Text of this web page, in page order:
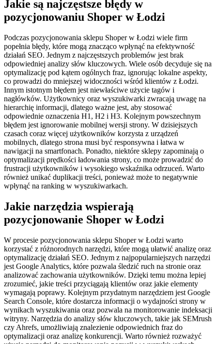
Jakie są najczęstsze błędy w
pozycjonowaniu Shoper w Łodzi
Podczas pozycjonowania sklepu Shoper w Łodzi wiele firm
popełnia błędy, które mogą znacząco wpłynąć na efektywność
działań SEO. Jednym z najczęstszych problemów jest brak
odpowiedniej analizy słów kluczowych. Wiele osób decyduje się na
optymalizację pod kątem ogólnych fraz, ignorując lokalne aspekty,
co prowadzi do mniejszej widoczności wśród klientów z Łodzi.
Innym istotnym błędem jest niewłaściwe użycie tagów i
nagłówków. Użytkownicy oraz wyszukiwarki zwracają uwagę na
hierarchię informacji, dlatego ważne jest, aby stosować
odpowiednie oznaczenia H1, H2 i H3. Kolejnym powszechnym
błędem jest ignorowanie mobilnej wersji strony. W dzisiejszych
czasach coraz więcej użytkowników korzysta z urządzeń
mobilnych, dlatego strona musi być responsywna i łatwa w
nawigacji na smartfonach. Ponadto, niektóre sklepy zapominają o
optymalizacji prędkości ładowania strony, co może prowadzić do
frustracji użytkowników i wysokiego wskaźnika odrzuceń. Warto
również unikać duplikacji treści, ponieważ może to negatywnie
wpłynąć na ranking w wyszukiwarkach.
Jakie narzędzia wspierają
pozycjonowanie Shoper w Łodzi
W procesie pozycjonowania sklepu Shoper w Łodzi warto
korzystać z różnorodnych narzędzi, które mogą ułatwić analizę oraz
optymalizację działań SEO. Jednym z najpopularniejszych narzędzi
jest Google Analytics, które pozwala śledzić ruch na stronie oraz
analizować zachowania użytkowników. Dzięki temu można lepiej
zrozumieć, jakie treści przyciągają klientów oraz jakie elementy
wymagają poprawy. Kolejnym przydatnym narzędziem jest Google
Search Console, które dostarcza informacji o wydajności strony w
wynikach wyszukiwania oraz pozwala na monitorowanie indeksacji
witryny. Narzędzia do analizy słów kluczowych, takie jak SEMrush
czy Ahrefs, umożliwiają znalezienie odpowiednich fraz do
optymalizacji oraz analizę konkurencji. Warto również rozważyć